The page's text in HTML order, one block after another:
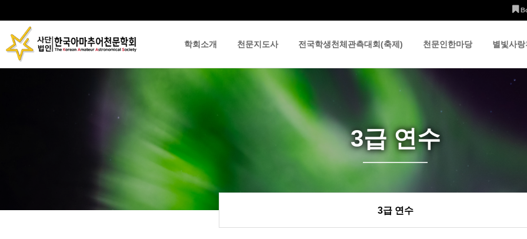
학회소개 천문지도사 전국학생천체관측대회(축제) 천문인한마당 별빛사랑
하위분류 하위분류
3급 연수
3급 연수